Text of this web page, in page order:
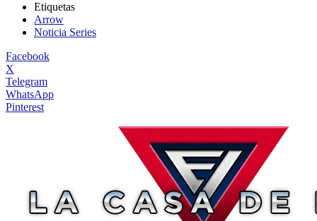
Etiquetas
Arrow
Noticia Series
Facebook
X
Telegram
WhatsApp
Pinterest